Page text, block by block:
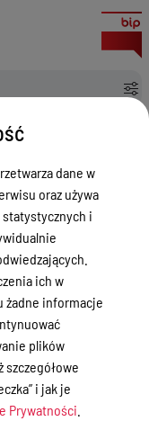
z dnia 28 lutego
w Miłakowie
gmina Miłakowo.
dane w
oraz używa
statystycznych i
ich w
żadne informacje
plików
i jak je
Prywatności